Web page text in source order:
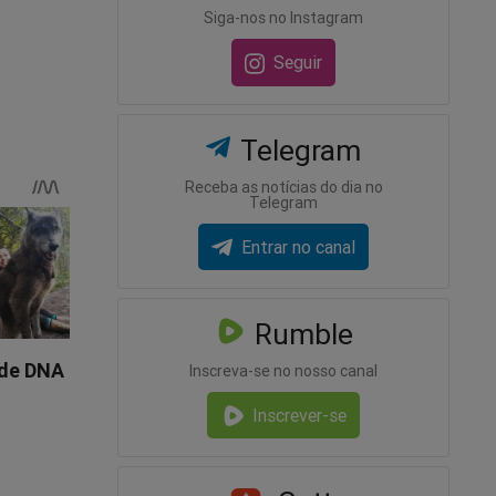
Siga-nos no Instagram
Seguir
Telegram
Receba as notícias do dia no
Telegram
Entrar no canal
Rumble
Inscreva-se no nosso canal
Inscrever-se